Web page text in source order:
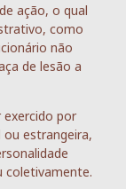
ação, o qual
como
não
de lesão a
exercido por
ou estrangeira,
coletivamente.